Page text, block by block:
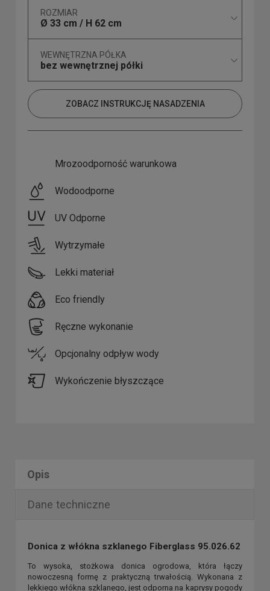
ROZMIAR
Ø 33 cm / H 62 cm
WEWNĘTRZNA PÓŁKA
bez wewnętrznej półki
ZOBACZ INSTRUKCJĘ NASADZENIA
Mrozoodporność warunkowa
Wodoodporne
UV Odporne
Wytrzymałe
Lekki materiał
Eco friendly
Ręczne wykonanie
Opcjonalny odpływ wody
Wykończenie błyszczące
Opis
Dane techniczne
Donica z włókna szklanego Fiberglass 95.026.62
To wysoka, stożkowa donica ogrodowa, która łączy
nowoczesną formę z praktyczną trwałością. Wykonana z
lekkiego włókna szklanego, jest odporna na kaprysy pogody